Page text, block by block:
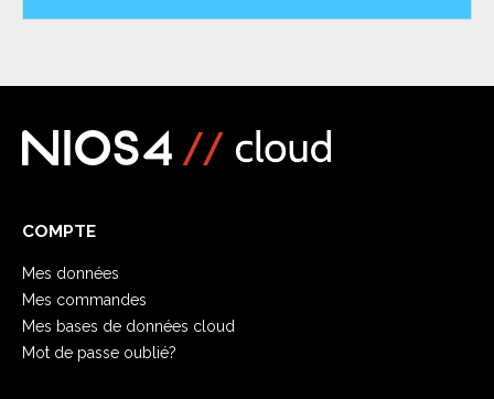
COMPTE
Mes données
Mes commandes
Mes bases de données cloud
Mot de passe oublié?